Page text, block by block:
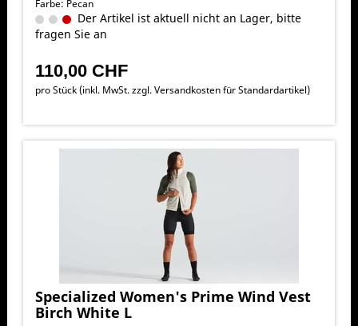
Farbe: Pecan
Der Artikel ist aktuell nicht an Lager, bitte
fragen Sie an
110,00 CHF
pro Stück (inkl. MwSt. zzgl.Versandkosten für Standardartikel)
Specialized Women's Prime Wind Vest
Birch White L